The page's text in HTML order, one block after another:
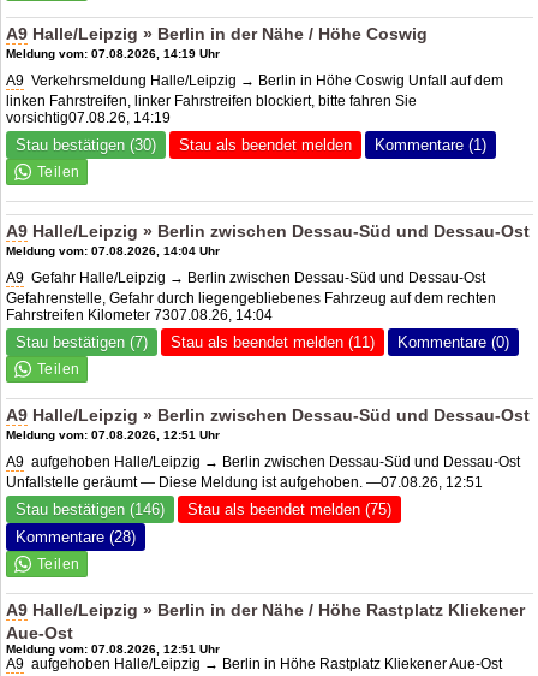
A9 Halle/Leipzig » Berlin in der Nähe / Höhe Coswig
Meldung vom: 07.08.2026, 14:19 Uhr
A9 Verkehrsmeldung Halle/Leipzig → Berlin in Höhe Coswig Unfall auf dem
linken Fahrstreifen, linker Fahrstreifen blockiert, bitte fahren Sie
vorsichtig07.08.26, 14:19
Stau bestätigen (30) Stau als beendet melden Kommentare (1)
A9 Halle/Leipzig » Berlin zwischen Dessau-Süd und Dessau-Ost
Meldung vom: 07.08.2026, 14:04 Uhr
A9 Gefahr Halle/Leipzig → Berlin zwischen Dessau-Süd und Dessau-Ost
Gefahrenstelle, Gefahr durch liegengebliebenes Fahrzeug auf dem rechten
Fahrstreifen Kilometer 7307.08.26, 14:04
Stau bestätigen (7) Stau als beendet melden (11) Kommentare (0)
A9 Halle/Leipzig » Berlin zwischen Dessau-Süd und Dessau-Ost
Meldung vom: 07.08.2026, 12:51 Uhr
A9 aufgehoben Halle/Leipzig → Berlin zwischen Dessau-Süd und Dessau-Ost
Unfallstelle geräumt — Diese Meldung ist aufgehoben. —07.08.26, 12:51
Stau bestätigen (146)
Stau als beendet melden (75)
Kommentare (28)
A9 Halle/Leipzig » Berlin in der Nähe / Höhe Rastplatz Kliekener
Aue-Ost
Meldung vom: 07.08.2026, 12:51 Uhr
A9 aufgehoben Halle/Leipzig → Berlin in Höhe Rastplatz Kliekener Aue-Ost